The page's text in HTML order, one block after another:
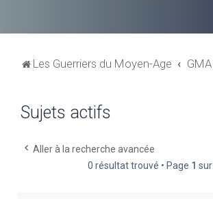
Les Guerriers du Moyen-Age GMA
Sujets actifs
Aller à la recherche avancée
0 résultat trouvé • Page 1 sur